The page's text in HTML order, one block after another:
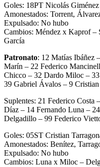
Goles: 18PT Nicolás
Amonestados: Torrent,
Expulsado: No hubo
Cambios: Méndez x Kaprof –
García
Patronato: 12 Matías Ibáñez
Marín – 22 Federico
Chicco – 32 Dardo Miloc –
39 Gabriel Ávalos – 9
Suplentes: 21 Federico
Díaz – 14 Fernando Luna –
Delgadillo – 99 Federico
Goles: 05ST Cristian
Amonestados: Benítez,
Expulsado: No hubo
Cambios: Luna x Miloc –